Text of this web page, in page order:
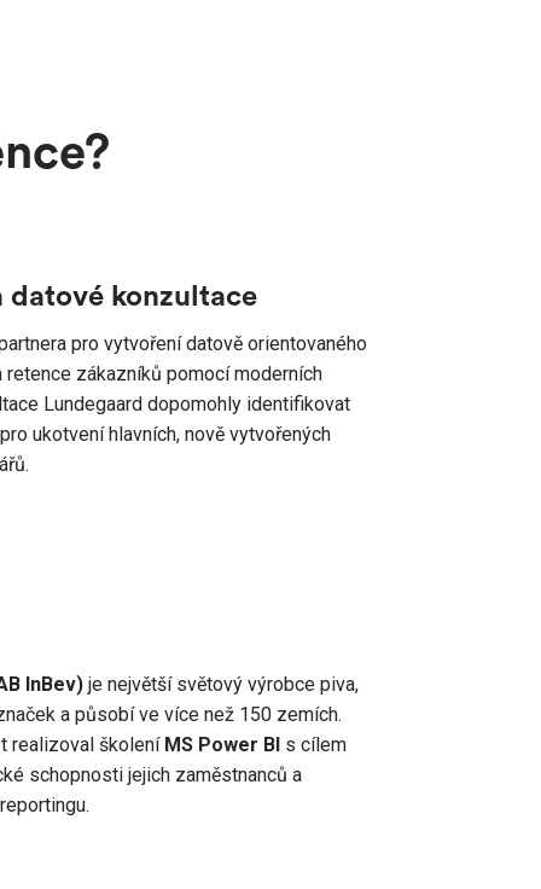
datové konzultace
pro vytvoření datově orientovaného
zákazníků pomocí moderních
Lundegaard dopomohly identifikovat
ukotvení hlavních, nově vytvořených
InBev) je největší světový výrobce piva,
a působí ve více než 150 zemích.
realizoval školení MS Power BI s cílem
schopnosti jejich zaměstnanců a